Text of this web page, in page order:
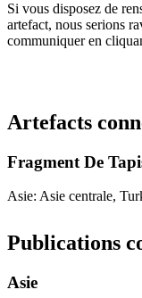
Si vous disposez de
artefact, nous serions
communiquer en
Artefacts
Fragment De
Asie: Asie centrale,
Publications
Asie